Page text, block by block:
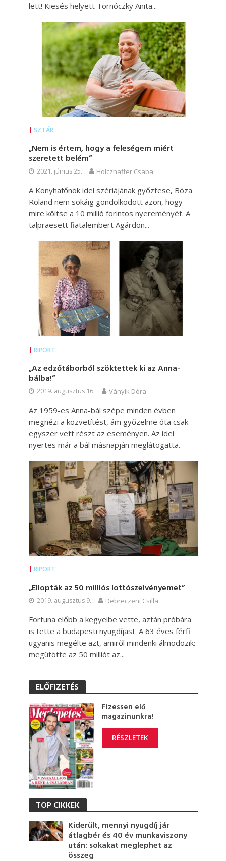
lett! Kiesés helyett Tornóczky Anita...
SZTÁR
„Nem is értem, hogy a feleségem miért
szeretett belém”
2021. június 25. Holczhaffer Csaba
A Konyhafőnök idei szériájának győztese, Bóza
Roland nem sokáig gondolkodott azon, hogy
mire költse a 10 millió forintos nyereményét. A
talpraesett fiatalembert Agárdon...
RIPORT
„Az edzőtáborból szöktettek ki az Anna-
bálba!”
2019. augusztus 16. Ványik Dóra
Az 1959-es Anna-bál szépe minden évben
megnézi a közvetítést, ám győzelme óta csak
egyszer vett részt az eseményen. Az idei
nyertes már a bál másnapján meglátogatta.
RIPORT
„Ellopták az 50 milliós lottószelvényemet”
2019. augusztus 9. Debreczeni Csilla
Fortuna előbb a kegyeibe vette, aztán próbára
is tette a budapesti nyugdíjast. A 63 éves férfi
ugyanis megélte azt, amiről mindenki álmodozik:
megütötte az 50 milliót az...
ELŐFIZETÉS
Fizessen elő
magazinunkra!
RÉSZLETEK
TOP CIKKEK
Kiderült, mennyi nyugdíj jár
átlagbér és 40 év munkaviszony
után: sokakat meglephet az
összeg